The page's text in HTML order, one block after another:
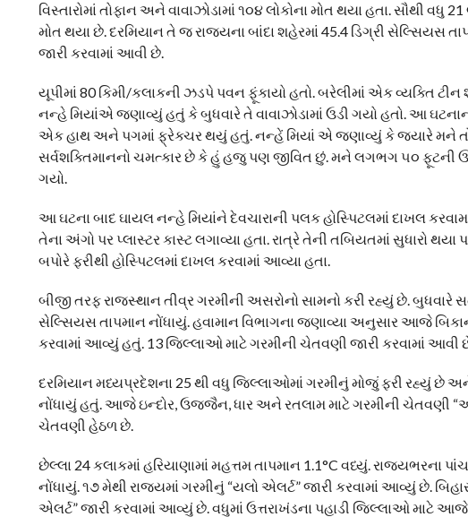
વિસ્તારોમાં તોફાન અને વાવાઝોડામાં ૧૦૪ લોકોના મોત થયા હતા. સૌથી વધુ
મોત થયા છે. દરમિયાન તે જ રાજ્યના બાંદા શહેરમાં 45.4 ડિગ્રી સેલ્સિયસ
જારી કરવામાં આવી છે.
યૂપીમાં 80 કિમી/કલાકની ઝડપે પવન ફૂંકાયો હતો. બરેલીમાં એક વ્યક્તિ
નન્હે મિયાંએ જણાવ્યું હતું કે બુધવારે તે વાવાઝોડામાં ઉડી ગયો હતો. આ
એક હાથ અને પગમાં ફ્રેક્ચર થયું હતું. નન્હેં મિયાં એ જણાવ્યું કે જ્યારે મને
સર્વશક્તિમાનનો ચમત્કાર છે કે હું હજુ પણ જીવિત છું. મને લગભગ ૫૦
ગયો.
આ ઘટના બાદ ઘાયલ નન્હે મિયાંને દેવચારાની પલક હોસ્પિટલમાં દાખલ
તેના અંગો પર પ્લાસ્ટર કાસ્ટ લગાવ્યા હતા. રાત્રે તેની તબિયતમાં સુધારો
બપોરે ફરીથી હોસ્પિટલમાં દાખલ કરવામાં આવ્યા હતા.
બીજી તરફ રાજસ્થાન તીવ્ર ગરમીની અસરોનો સામનો કરી રહ્યું છે.
સેલ્સિયસ તાપમાન નોંધાયું. હવામાન વિભાગના જણાવ્યા અનુસાર આજે
કરવામાં આવ્યું હતું. 13 જિલ્લાઓ માટે ગરમીની ચેતવણી જારી કરવામાં આવી
દરમિયાન મધ્યપ્રદેશના 25 થી વધુ જિલ્લાઓમાં ગરમીનું મોજું ફરી રહ્યું છે અને
નોંધાયું હતું. આજે ઇન્દોર, ઉજ્જૈન, ધાર અને રતલામ માટે ગરમીની ચેતવણી
ચેતવણી હેઠળ છે.
છેલ્લા 24 કલાકમાં હરિયાણામાં મહત્તમ તાપમાન 1.1°C વધ્યું. રાજ્યભરના
નોંધાયું. ૧૭ મેથી રાજ્યમાં ગરમીનું “યલો એલર્ટ” જારી કરવામાં આવ્યું છે.
એલર્ટ” જારી કરવામાં આવ્યું છે. વધુમાં ઉત્તરાખંડના પહાડી જિલ્લાઓ માટે